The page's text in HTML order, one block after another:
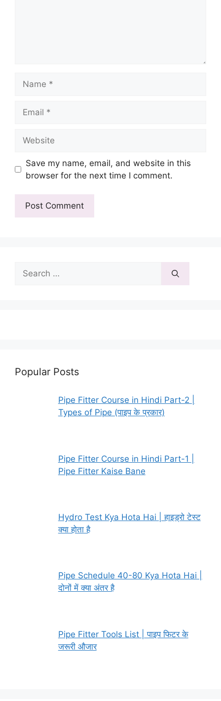
Save my name, email, and website in this
browser for the next time I comment.
Search
for:
Popular Posts
Pipe Fitter Course in Hindi Part-2 |
Types of Pipe (पाइप के प्रकार)
Pipe Fitter Course in Hindi Part-1 |
Pipe Fitter Kaise Bane
Hydro Test Kya Hota Hai | हाइड्रो टेस्ट
क्या होता है
Pipe Schedule 40-80 Kya Hota Hai |
दोनों में क्या अंतर है
Pipe Fitter Tools List | पाइप फिटर के
जरूरी औजार